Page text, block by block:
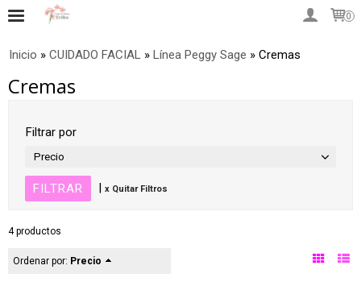
0
Inicio » CUIDADO FACIAL » Línea Peggy Sage » Cremas
Cremas
Filtrar por
Precio
| x Quitar Filtros
4 productos
Ordenar por: Precio